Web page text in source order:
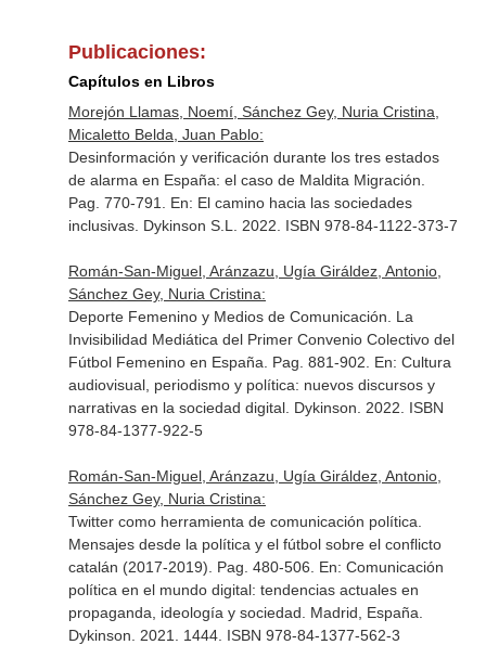
Publicaciones:
Capítulos en Libros
Morejón Llamas, Noemí, Sánchez Gey, Nuria Cristina,
Micaletto Belda, Juan Pablo:
Desinformación y verificación durante los tres estados
de alarma en España: el caso de Maldita Migración.
Pag. 770-791. En: El camino hacia las sociedades
inclusivas. Dykinson S.L. 2022. ISBN 978-84-1122-373-7
Román-San-Miguel, Aránzazu, Ugía Giráldez, Antonio,
Sánchez Gey, Nuria Cristina:
Deporte Femenino y Medios de Comunicación. La
Invisibilidad Mediática del Primer Convenio Colectivo del
Fútbol Femenino en España. Pag. 881-902. En: Cultura
audiovisual, periodismo y política: nuevos discursos y
narrativas en la sociedad digital. Dykinson. 2022. ISBN
978-84-1377-922-5
Román-San-Miguel, Aránzazu, Ugía Giráldez, Antonio,
Sánchez Gey, Nuria Cristina:
Twitter como herramienta de comunicación política.
Mensajes desde la política y el fútbol sobre el conflicto
catalán (2017-2019). Pag. 480-506. En: Comunicación
política en el mundo digital: tendencias actuales en
propaganda, ideología y sociedad . Madrid, España.
Dykinson. 2021. 1444. ISBN 978-84-1377-562-3